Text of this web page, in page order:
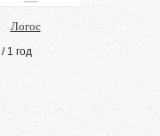
Логос
/ 1 год